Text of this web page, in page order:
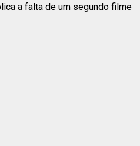
a falta de um segundo filme